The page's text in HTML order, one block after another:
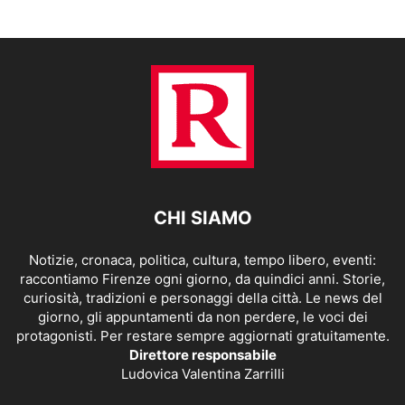
CHI SIAMO
Notizie, cronaca, politica, cultura, tempo libero, eventi:
raccontiamo Firenze ogni giorno, da quindici anni. Storie,
curiosità, tradizioni e personaggi della città. Le news del
giorno, gli appuntamenti da non perdere, le voci dei
protagonisti. Per restare sempre aggiornati gratuitamente.
Direttore responsabile
Ludovica Valentina Zarrilli